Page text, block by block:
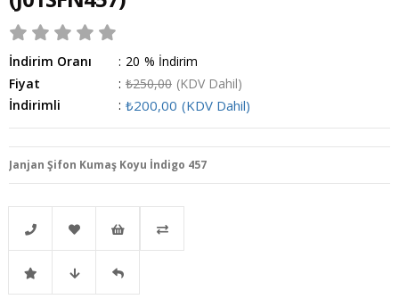
İndirim Oranı : %
20
İndirim
Fiyat
: ₺250,00 (KDV Dahil)
İndirimli
: ₺200,00 (KDV Dahil)
Janjan Şifon Kumaş Koyu İndigo 457
Telefonla Favorilere İstek